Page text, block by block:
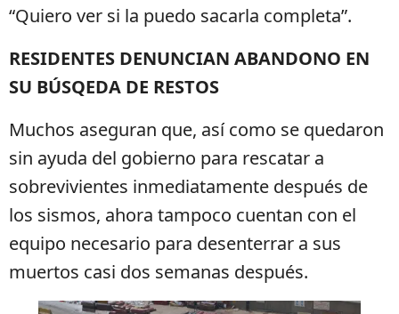
“Quiero ver si la puedo sacarla completa”.
RESIDENTES DENUNCIAN ABANDONO EN
SU BÚSQEDA DE RESTOS
Muchos aseguran que, así como se quedaron
sin ayuda del gobierno para rescatar a
sobrevivientes inmediatamente después de
los sismos, ahora tampoco cuentan con el
equipo necesario para desenterrar a sus
muertos casi dos semanas después.